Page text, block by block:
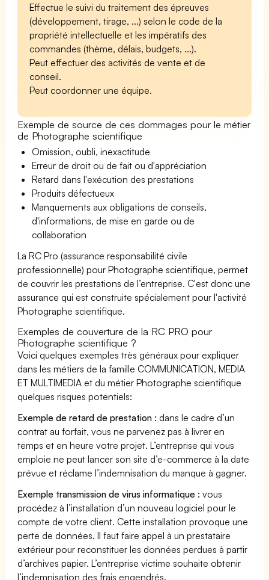
Effectue le suivi du traitement des épreuves
(développement, tirage, ...) selon le code de la
propriété intellectuelle et les impératifs des
commandes (thème, délais, budgets, ...).
Peut effectuer des activités de vente et de
conseil.
Peut coordonner une équipe.
Exemple de source de ces dommages pour le métier
de Photographe scientifique
Omission, oubli, inexactitude
Erreur de droit ou de fait ou d'appréciation
Retard dans l'exécution des prestations
Produits défectueux
Manquements aux obligations de conseils,
d'informations, de mise en garde ou de
collaboration
La RC Pro (assurance responsabilité civile
professionnelle) pour Photographe scientifique, permet
de couvrir les prestations de l’entreprise. C'est donc une
assurance qui est construite spécialement pour l'activité
Photographe scientifique.
Exemples de couverture de la RC PRO pour
Photographe scientifique ?
Voici quelques exemples très généraux pour expliquer
dans les métiers de la famille COMMUNICATION, MEDIA
ET MULTIMEDIA et du métier Photographe scientifique
quelques risques potentiels:
Exemple de retard de prestation : dans le cadre d’un
contrat au forfait, vous ne parvenez pas à livrer en
temps et en heure votre projet. L’entreprise qui vous
emploie ne peut lancer son site d’e-commerce à la date
prévue et réclame l’indemnisation du manque à gagner.
Exemple transmission de virus informatique : vous
procédez à l’installation d’un nouveau logiciel pour le
compte de votre client. Cette installation provoque une
perte de données. Il faut faire appel à un prestataire
extérieur pour reconstituer les données perdues à partir
d’archives papier. L’entreprise victime souhaite obtenir
l’indemnisation des frais engendrés.